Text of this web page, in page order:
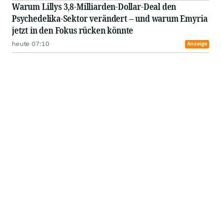
Warum Lillys 3,8-Milliarden-Dollar-Deal den
Psychedelika-Sektor verändert – und warum Emyria
jetzt in den Fokus rücken könnte
heute 07:10 Anzeige